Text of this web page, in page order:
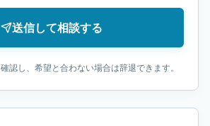
送信して相談する
認し、希望と合わない場合は辞退できます。